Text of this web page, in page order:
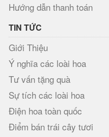
Hướng dẫn thanh toán
TIN TỨC
Giới Thiệu
Ý nghĩa các loài hoa
Tư vấn tặng quà
Sự tích các loài hoa
Điện hoa toàn quốc
Điểm bán trái cây tươi